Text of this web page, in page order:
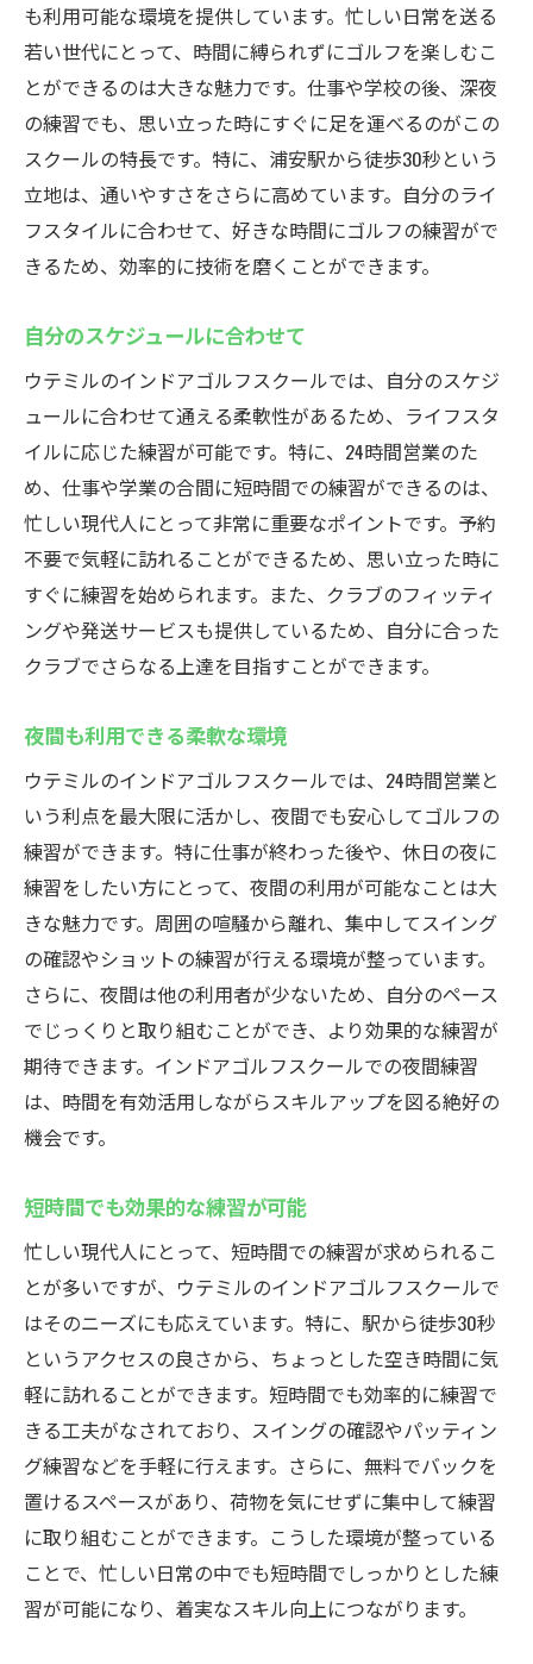
も利用可能な環境を提供しています。忙しい日常を送る
若い世代にとって、時間に縛られずにゴルフを楽しむこ
とができるのは大きな魅力です。仕事や学校の後、深夜
の練習でも、思い立った時にすぐに足を運べるのがこの
スクールの特長です。特に、浦安駅から徒歩30秒という
立地は、通いやすさをさらに高めています。自分のライ
フスタイルに合わせて、好きな時間にゴルフの練習がで
きるため、効率的に技術を磨くことができます。
自分のスケジュールに合わせて
ウテミルのインドアゴルフスクールでは、自分のスケジ
ュールに合わせて通える柔軟性があるため、ライフスタ
イルに応じた練習が可能です。特に、24時間営業のた
め、仕事や学業の合間に短時間での練習ができるのは、
忙しい現代人にとって非常に重要なポイントです。予約
不要で気軽に訪れることができるため、思い立った時に
すぐに練習を始められます。また、クラブのフィッティ
ングや発送サービスも提供しているため、自分に合った
クラブでさらなる上達を目指すことができます。
夜間も利用できる柔軟な環境
ウテミルのインドアゴルフスクールでは、24時間営業と
いう利点を最大限に活かし、夜間でも安心してゴルフの
練習ができます。特に仕事が終わった後や、休日の夜に
練習をしたい方にとって、夜間の利用が可能なことは大
きな魅力です。周囲の喧騒から離れ、集中してスイング
の確認やショットの練習が行える環境が整っています。
さらに、夜間は他の利用者が少ないため、自分のペース
でじっくりと取り組むことができ、より効果的な練習が
期待できます。インドアゴルフスクールでの夜間練習
は、時間を有効活用しながらスキルアップを図る絶好の
機会です。
短時間でも効果的な練習が可能
忙しい現代人にとって、短時間での練習が求められるこ
とが多いですが、ウテミルのインドアゴルフスクールで
はそのニーズにも応えています。特に、駅から徒歩30秒
というアクセスの良さから、ちょっとした空き時間に気
軽に訪れることができます。短時間でも効率的に練習で
きる工夫がなされており、スイングの確認やパッティン
グ練習などを手軽に行えます。さらに、無料でバックを
置けるスペースがあり、荷物を気にせずに集中して練習
に取り組むことができます。こうした環境が整っている
ことで、忙しい日常の中でも短時間でしっかりとした練
習が可能になり、着実なスキル向上につながります。